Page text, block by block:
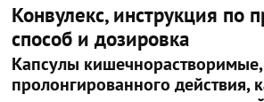
Конвулекс, инструкция по
способ и дозировка
Капсулы кишечнорастворимые,
пролонгированного действия,